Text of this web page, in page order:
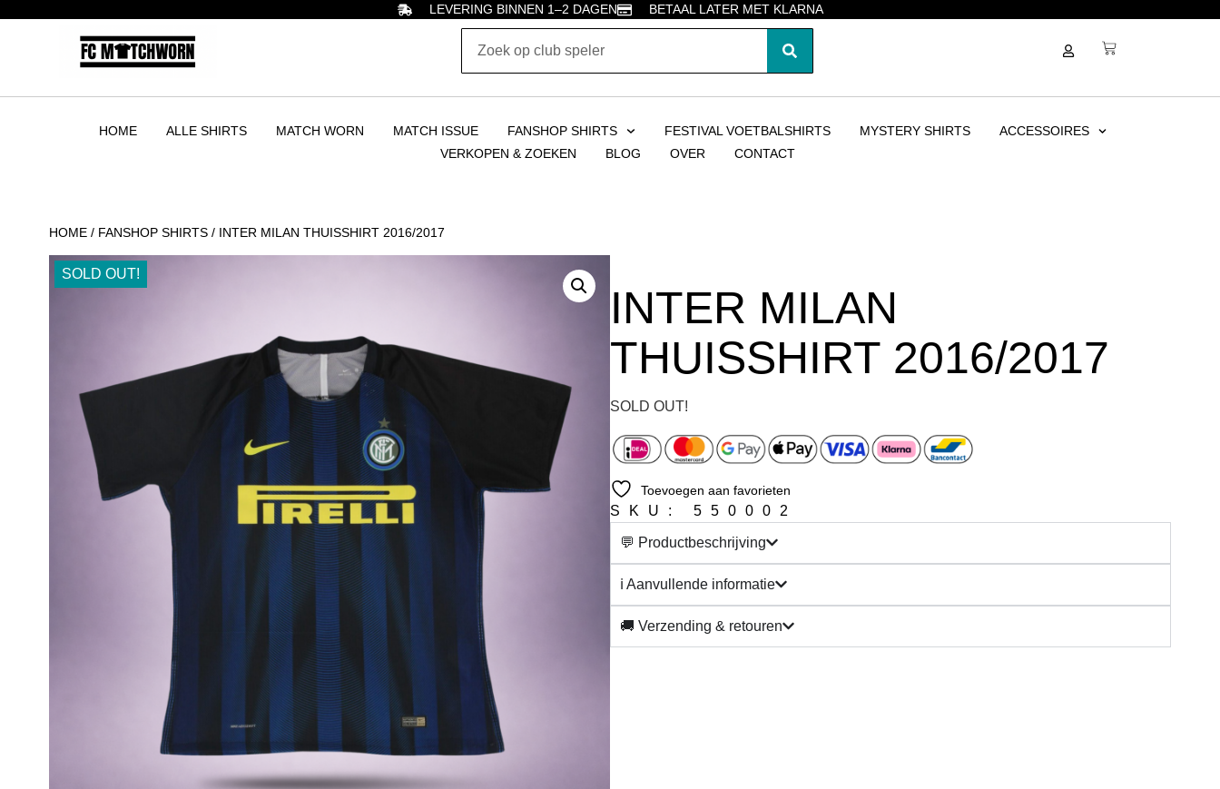
LEVERING BINNEN 1–2 DAGEN BETAAL LATER MET KLARNA
HOME ALLE SHIRTS MATCH WORN MATCH ISSUE FANSHOP SHIRTS FESTIVAL VOETBALSHIRTS MYSTERY SHIRTS
ACCESSOIRES
VERKOPEN & ZOEKEN
BLOG OVER CONTACT
HOME/ FANSHOP SHIRTS/ INTER MILAN THUISSHIRT 2016/2017
SOLD OUT!
INTER MILAN
THUISSHIRT 2016/2017
SOLD OUT!
Toevoegen aan favorieten
SKU: 550002
💬 Productbeschrijving
ℹ️ Aanvullende informatie
🚚 Verzending & retouren